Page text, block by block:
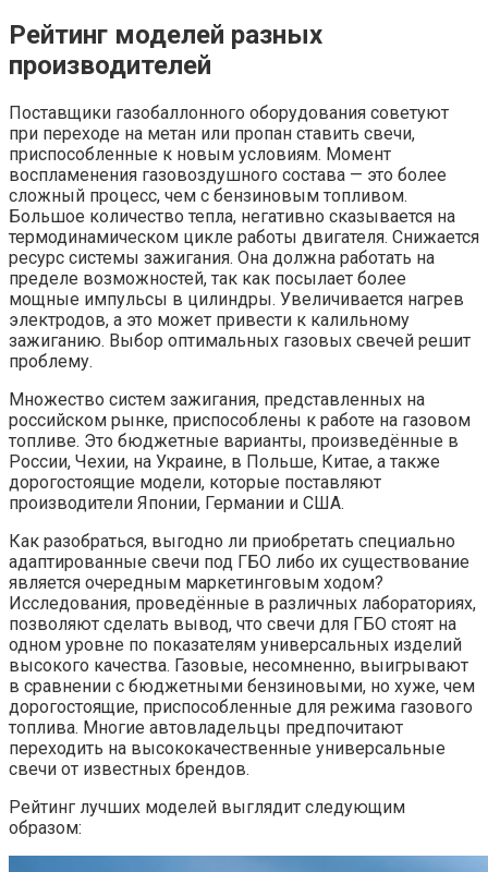
Рейтинг моделей разных
производителей
Поставщики газобаллонного оборудования советуют
при переходе на метан или пропан ставить свечи,
приспособленные к новым условиям. Момент
воспламенения газовоздушного состава — это более
сложный процесс, чем с бензиновым топливом.
Большое количество тепла, негативно сказывается на
термодинамическом цикле работы двигателя. Снижается
ресурс системы зажигания. Она должна работать на
пределе возможностей, так как посылает более
мощные импульсы в цилиндры. Увеличивается нагрев
электродов, а это может привести к калильному
зажиганию. Выбор оптимальных газовых свечей решит
проблему.
Множество систем зажигания, представленных на
российском рынке, приспособлены к работе на газовом
топливе. Это бюджетные варианты, произведённые в
России, Чехии, на Украине, в Польше, Китае, а также
дорогостоящие модели, которые поставляют
производители Японии, Германии и США.
Как разобраться, выгодно ли приобретать специально
адаптированные свечи под ГБО либо их существование
является очередным маркетинговым ходом?
Исследования, проведённые в различных лабораториях,
позволяют сделать вывод, что свечи для ГБО стоят на
одном уровне по показателям универсальных изделий
высокого качества. Газовые, несомненно, выигрывают
в сравнении с бюджетными бензиновыми, но хуже, чем
дорогостоящие, приспособленные для режима газового
топлива. Многие автовладельцы предпочитают
переходить на высококачественные универсальные
свечи от известных брендов.
Рейтинг лучших моделей выглядит следующим
образом: